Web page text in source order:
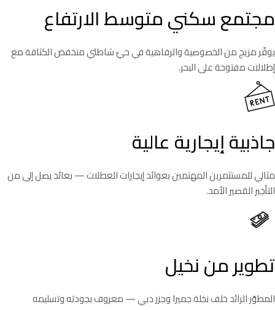
مجتمع سكني متوسط الارتفاع
يوفّر مزيج من الخصوصية والرفاهية في حيّ شاطئي منخفض الكثافة مع
إطلالات مفتوحة على البحر.
جاذبية إيجارية عالية
مثالي للمستثمرين المهتمين بعوائد إيجارات العطلات — بعائد يصل إلى من
التأجير القصير الأمد.
تطوير من نخيل
المطوّر الرائد خلف نخلة جميرا وجزر دبي — معروف بجودته وتسليمه